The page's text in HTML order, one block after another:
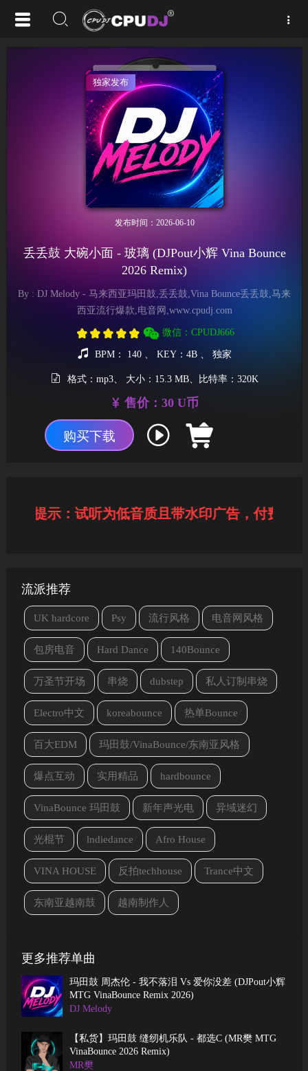
独家发布
发布时间：2026-06-10
丢丢鼓 大碗小面 - 玻璃 (DJPout小辉 Vina Bounce
2026 Remix)
By : DJ Melody - 马来西亚玛田鼓,丢丢鼓,Vina Bounce丢丢鼓,马来
西亚流行爆款,电音网,www.cpudj.com
微信：CPUDJ666
BPM： 140 、 KEY：4B 、 独家
格式：mp3、 大小：15.3 MB、比特率：320K
售价：30 U币
购买下载
馨提示：试听为低音质且带水印广告，付费下
流派推荐
UK hardcore Psy 流行风格 电音网风格
包房电音 Hard Dance 140Bounce
万圣节开场 串烧 dubstep 私人订制串烧
Electro中文 koreabounce 热单Bounce
百大EDM 玛田鼓/VinaBounce/东南亚风格
爆点互动 实用精品 hardbounce
VinaBounce 玛田鼓 新年声光电 异域迷幻
光棍节 lndiedance Afro House
VINA HOUSE 反拍techhouse Trance中文
东南亚越南鼓 越南制作人
更多推荐单曲
玛田鼓 周杰伦 - 我不落泪 Vs 爱你没差 (DJPout小辉
MTG VinaBounce Remix 2026)
DJ Melody
【私货】玛田鼓 缝纫机乐队 - 都选C (MR樊 MTG
VinaBounce 2026 Remix)
MR樊